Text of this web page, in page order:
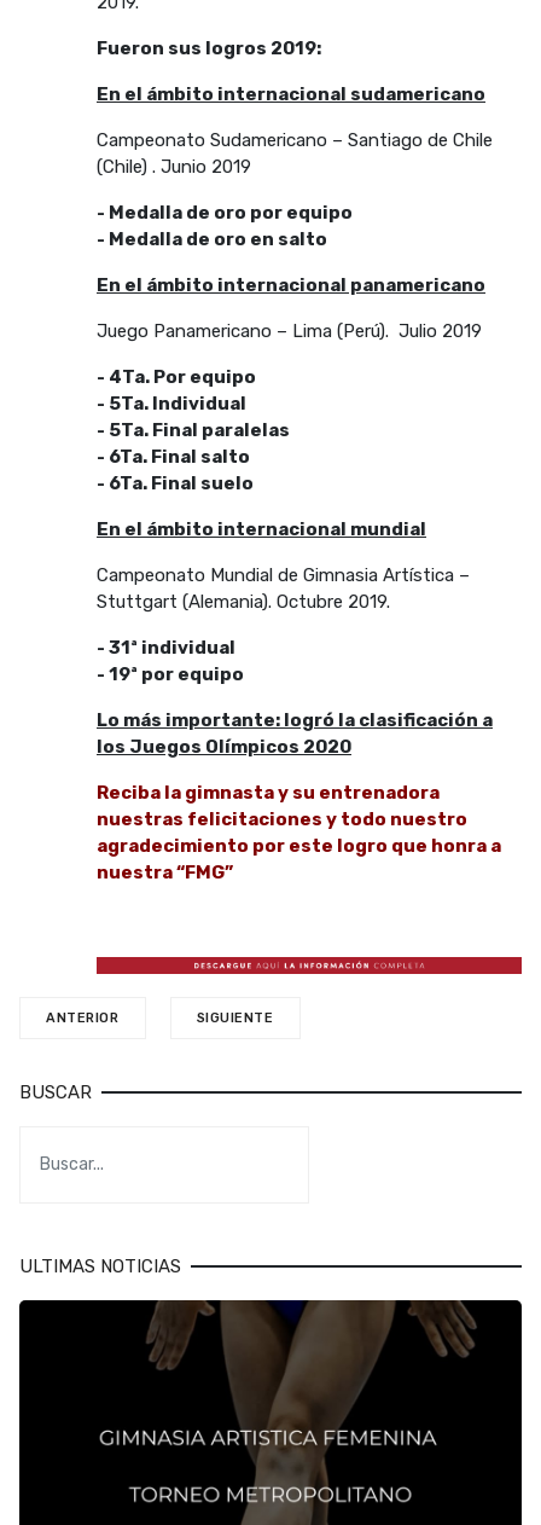
Fueron sus logros 2019:
En el ámbito internacional sudamericano
Campeonato Sudamericano – Santiago de Chile
(Chile) . Junio 2019
- Medalla de oro por equipo
- Medalla de oro en salto
En el ámbito internacional panamericano
Juego Panamericano – Lima (Perú). Julio 2019
- 4Ta. Por equipo
- 5Ta. Individual
- 5Ta. Final paralelas
- 6Ta. Final salto
- 6Ta. Final suelo
En el ámbito internacional mundial
Campeonato Mundial de Gimnasia Artística –
Stuttgart (Alemania). Octubre 2019.
- 31ª individual
- 19ª por equipo
Lo más importante: logró la clasificación a
los Juegos Olímpicos 2020
Reciba la gimnasta y su entrenadora
nuestras felicitaciones y todo nuestro
agradecimiento por este logro que honra a
nuestra “FMG”
ANTERIOR SIGUIENTE
BUSCAR
ULTIMAS NOTICIAS